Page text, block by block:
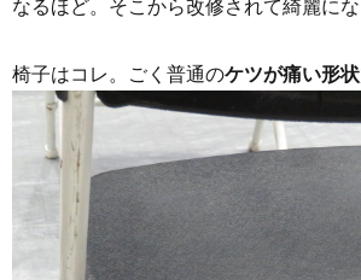
なるほど。そこから改修されて綺麗にな
椅子はコレ。ごく普通のケツが痛い形状